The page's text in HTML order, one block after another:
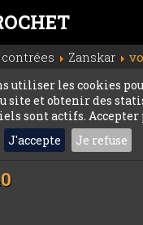
Zanskar
utiliser les cookies
site et obtenir des
sont actifs.
J'accepte Je refuse